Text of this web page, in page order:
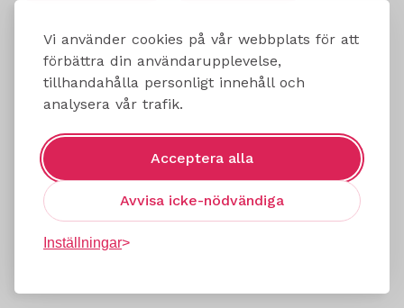
Vi använder cookies på vår webbplats för att
förbättra din användarupplevelse,
tillhandahålla personligt innehåll och
analysera vår trafik.
Acceptera alla
Avvisa icke-nödvändiga
Inställningar